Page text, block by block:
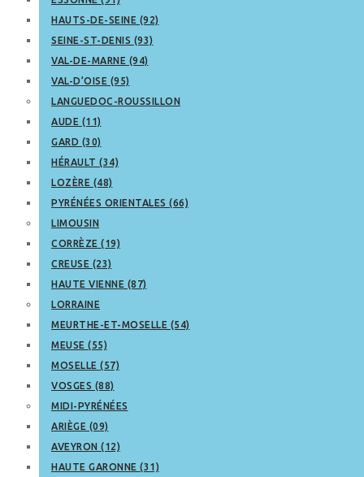
HAUTS-DE-SEINE (92)
SEINE-ST-DENIS (93)
VAL-DE-MARNE (94)
VAL-D’OISE (95)
LANGUEDOC-ROUSSILLON
AUDE (11)
GARD (30)
HÉRAULT (34)
LOZÈRE (48)
PYRÉNÉES ORIENTALES (66)
LIMOUSIN
CORRÈZE (19)
CREUSE (23)
HAUTE VIENNE (87)
LORRAINE
MEURTHE-ET-MOSELLE (54)
MEUSE (55)
MOSELLE (57)
VOSGES (88)
MIDI-PYRÉNÉES
ARIÈGE (09)
AVEYRON (12)
HAUTE GARONNE (31)